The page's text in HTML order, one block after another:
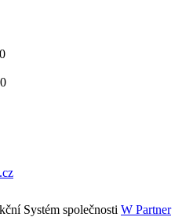
Systém společnosti W Partner